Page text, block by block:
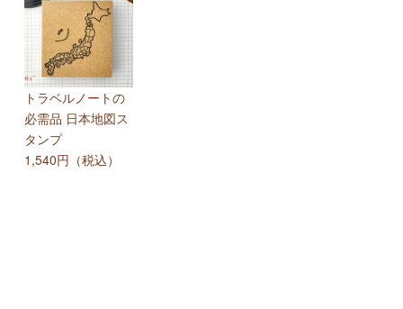
トラベルノートの
必需品 日本地図ス
タンプ
1,540円（税込）